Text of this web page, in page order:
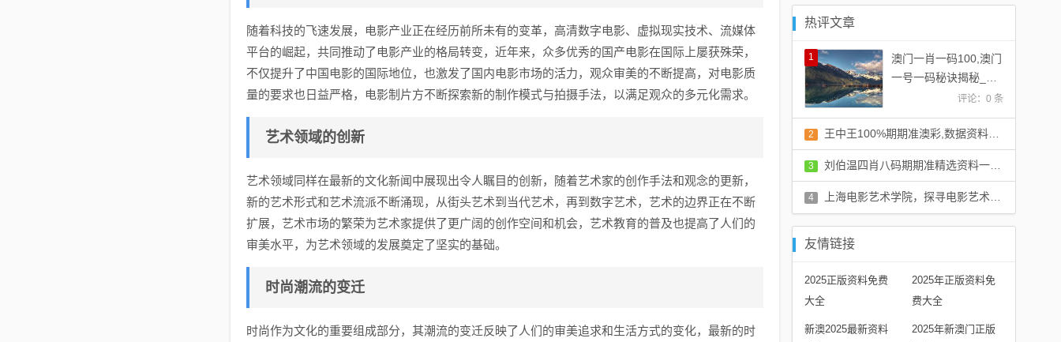
随着科技的飞速发展，电影产业正在经历前所未有的变革，高清数字电影、虚拟现实技术、流媒体
平台的崛起，共同推动了电影产业的格局转变，近年来，众多优秀的国产电影在国际上屡获殊荣，
不仅提升了中国电影的国际地位，也激发了国内电影市场的活力，观众审美的不断提高，对电影质
量的要求也日益严格，电影制片方不断探索新的制作模式与拍摄手法，以满足观众的多元化需求。
艺术领域的创新
艺术领域同样在最新的文化新闻中展现出令人瞩目的创新，随着艺术家的创作手法和观念的更新，
新的艺术形式和艺术流派不断涌现，从街头艺术到当代艺术，再到数字艺术，艺术的边界正在不断
扩展，艺术市场的繁荣为艺术家提供了更广阔的创作空间和机会，艺术教育的普及也提高了人们的
审美水平，为艺术领域的发展奠定了坚实的基础。
时尚潮流的变迁
时尚作为文化的重要组成部分，其潮流的变迁反映了人们的审美追求和生活方式的变化，最新的时
热评文章
1
澳门一肖一码100,澳门
一号一码秘诀揭秘_创
评论：0 条
2 王中王100%期期准澳彩,数据资料解释落实_圣人SMG80.96
评论：0 条
3 刘伯温四肖八码期期准精选资料一起：√一一i,执行验证计划_IOW77.361艺术版
评论：0 条
4 上海电影艺术学院，探寻电影艺术的璀璨明珠
友情链接
2025正版资料免费
大全
2025年正版资料免
费大全
新澳2025最新资料
2025年新澳门正版